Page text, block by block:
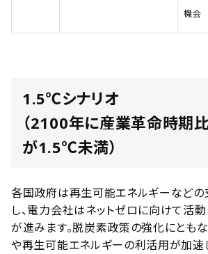
機会
1.5℃シナリオ
（2100年に産業革命時期
が1.5℃未満）
各国政府は再生可能エネルギーなど
し、電力会社はネットゼロに向けて活
が進みます。脱炭素政策の強化にとも
や再生可能エネルギーの利活用が加速